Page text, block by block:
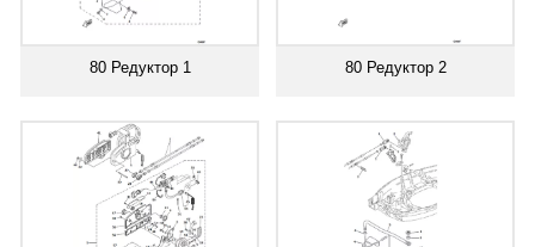
80 Редуктор 1 80 Редуктор 2